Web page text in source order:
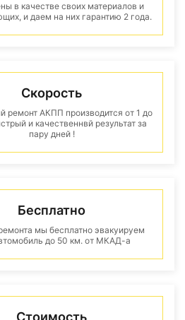
в качестве своих материалов и
и даем на них гарантию 2 года.
Скорость
ремонт АКПП производится от 1 до
и качественнвй результат за
пару дней !
Бесплатно
мы бесплатно эвакуируем
до 50 км. от МКАД-а
Стоимость